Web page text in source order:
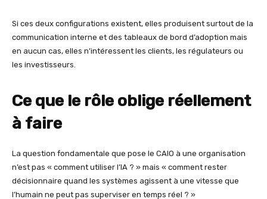
Si ces deux configurations existent, elles produisent surtout de la
communication interne et des tableaux de bord d’adoption mais
en aucun cas, elles n’intéressent les clients, les régulateurs ou
les investisseurs.
Ce que le rôle oblige réellement
à faire
La question fondamentale que pose le CAIO à une organisation
n’est pas « comment utiliser l’IA ? » mais « comment rester
décisionnaire quand les systèmes agissent à une vitesse que
l’humain ne peut pas superviser en temps réel ? »